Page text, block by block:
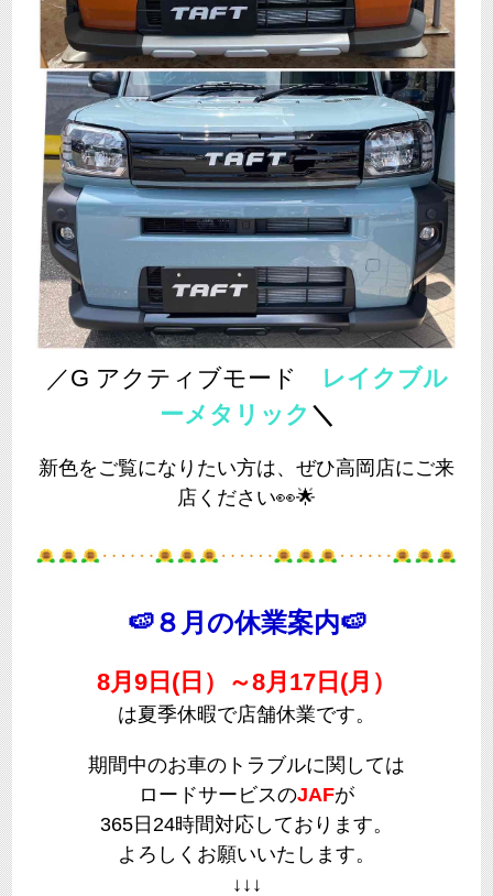
／G アクティブモード
レイクブル
ーメタリック ＼
新色をご覧になりたい方は、ぜひ高岡店にご来
店ください👀🌟
🍉８月の休業案内🍉
8月9日(日）～8月17日(月）
は夏季休暇で店舗休業です。
期間中のお車のトラブルに関しては
ロードサービスのJAFが
365日24時間対応しております。
よろしくお願いいたします。
↓↓↓